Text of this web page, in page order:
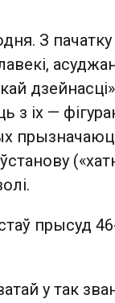
З пачатку
з іх —
прысуд
у так